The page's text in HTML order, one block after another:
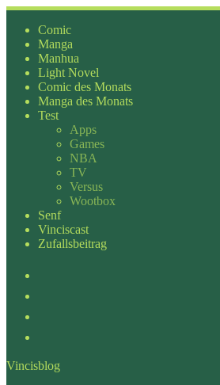
Zum
Inhalt
springen
Comic
Manga
Manhua
Light Novel
Comic des Monats
Manga des Monats
Test
Apps
Games
NBA
TV
Versus
Wootbox
Senf
Vinciscast
Zufallsbeitrag
Vincisblog